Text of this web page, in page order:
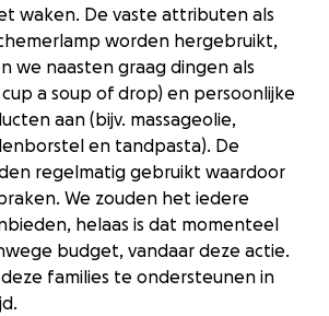
waken. De vaste attributen als
worden hergebruikt,
we naasten graag dingen als
cup a soup of drop) en persoonlijke
aan (bijv. massageolie,
en tandpasta). De
regelmatig gebruikt waardoor
We zouden het iedere
helaas is dat momenteel
budget, vandaar deze actie.
families te ondersteunen in
waakmanden of dozen